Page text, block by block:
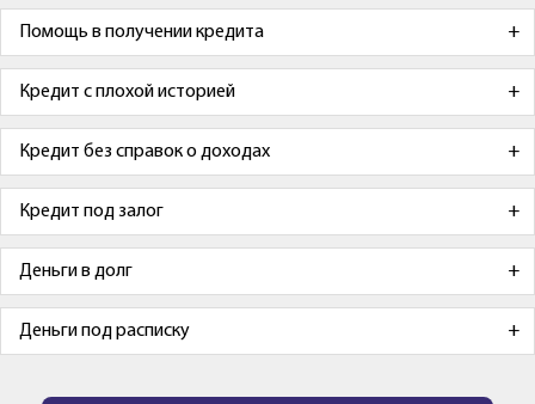
Помощь в получении кредита
Кредит с плохой историей
Кредит без справок о доходах
Кредит под залог
Деньги в долг
Деньги под расписку